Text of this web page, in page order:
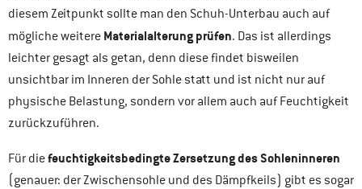
diesem Zeitpunkt sollte man den Schuh-Unterbau auch auf
mögliche weitere Materialalterungprüfen. Das ist allerdings
leichter gesagt als getan, denn diese findet bisweilen
unsichtbar im Inneren der Sohle statt und ist nicht nur auf
physische Belastung, sondern vor allem auch auf Feuchtigkeit
zurückzuführen.
Für diefeuchtigkeitsbedingte Zersetzung des Sohleninneren
(genauer: der Zwischensohle und des Dämpfkeils) gibt es sogar